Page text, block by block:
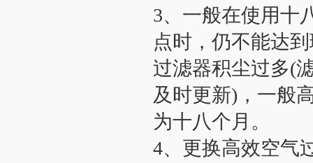
3、一般在使用十
点时，仍不能达
过滤器积尘过多(
及时更新)，一般
为十八个月。
4、更换高效空气